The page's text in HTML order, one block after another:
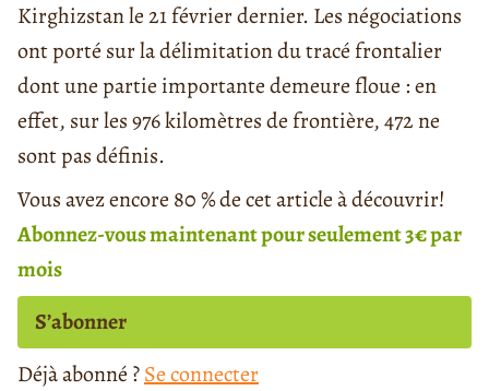
Kirghizstan le 21 février dernier. Les négociations
ont porté sur la délimitation du tracé frontalier
dont une partie importante demeure floue : en
effet, sur les 976 kilomètres de frontière, 472 ne
sont pas définis.
Vous avez encore 80 % de cet article à découvrir!
Abonnez-vous maintenant pour seulement 3€ par
mois
S’abonner
Déjà abonné ?Se connecter